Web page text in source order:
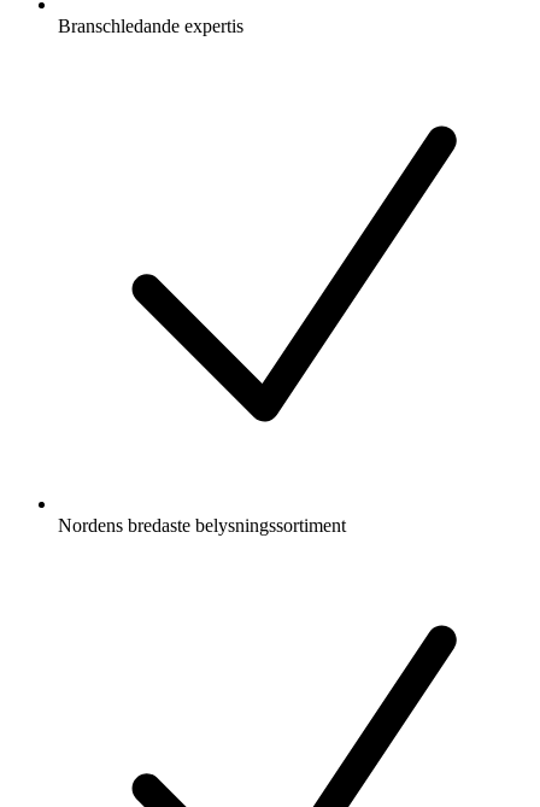
Branschledande expertis
Nordens bredaste belysningssortiment